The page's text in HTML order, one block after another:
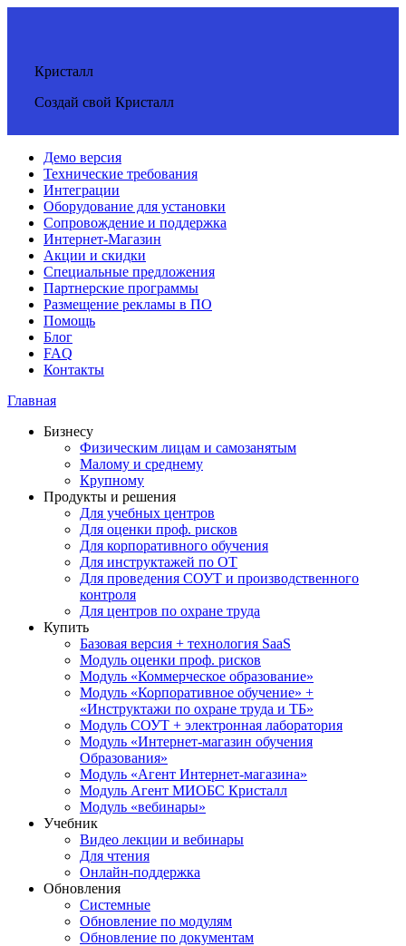
Кристалл
Создай свой Кристалл
Демо версия
Технические требования
Интеграции
Оборудование для установки
Сопровождение и поддержка
Интернет-Магазин
Акции и скидки
Специальные предложения
Партнерские программы
Размещение рекламы в ПО
Помощь
Блог
FAQ
Контакты
Главная
Бизнесу
Физическим лицам и самозанятым
Малому и среднему
Крупному
Продукты и решения
Для учебных центров
Для оценки проф. рисков
Для корпоративного обучения
Для инструктажей по ОТ
Для проведения СОУТ и производственного
контроля
Для центров по охране труда
Купить
Базовая версия + технология SaaS
Модуль оценки проф. рисков
Модуль «Коммерческое образование»
Модуль «Корпоративное обучение» +
«Инструктажи по охране труда и ТБ»
Модуль СОУТ + электронная лаборатория
Модуль «Интернет-магазин обучения
Образования»
Модуль «Агент Интернет-магазина»
Модуль Агент МИОБС Кристалл
Модуль «вебинары»
Учебник
Видео лекции и вебинары
Для чтения
Онлайн-поддержка
Обновления
Системные
Обновление по модулям
Обновление по документам